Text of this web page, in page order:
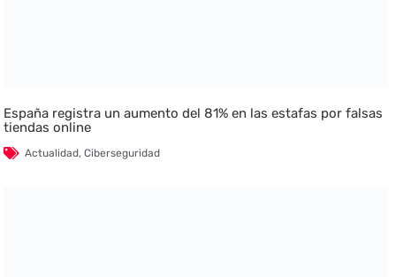
España registra un aumento del 81% en las estafas por falsas
tiendas online
Actualidad,Ciberseguridad